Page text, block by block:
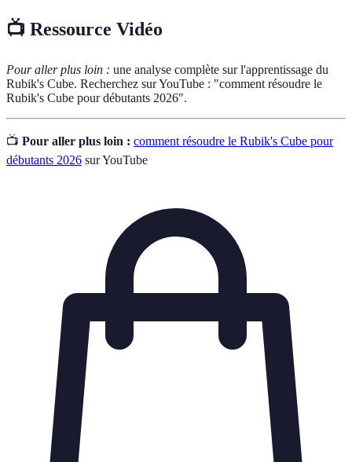
📺 Ressource Vidéo
Pour aller plus loin : une analyse complète sur l'apprentissage du
Rubik's Cube. Recherchez sur YouTube : "comment résoudre le
Rubik's Cube pour débutants 2026".
📺 Pour aller plus loin : comment résoudre le Rubik's Cube pour
débutants 2026 sur YouTube